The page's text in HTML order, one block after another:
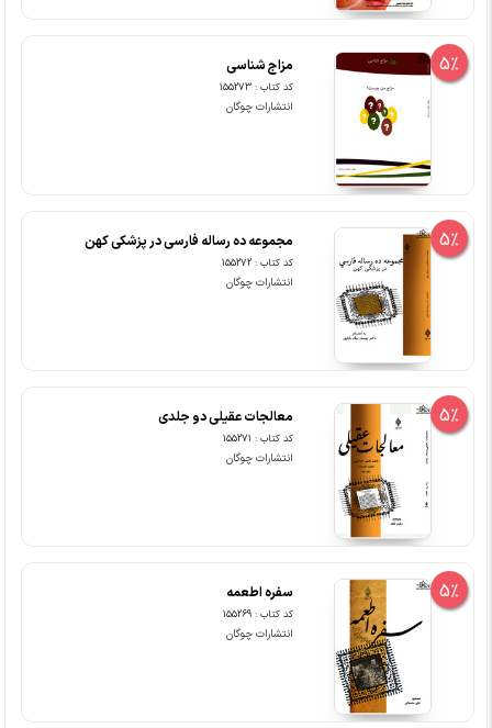
5% مزاج شناسی
کد کتاب : 155273
انتشارات چوگان
5% مجموعه ده رساله فارسی در پزشکی کهن
کد کتاب : 155272
انتشارات چوگان
5% معالجات عقیلی دو جلدی
کد کتاب : 155271
انتشارات چوگان
5% سفره اطعمه
کد کتاب : 155269
انتشارات چوگان